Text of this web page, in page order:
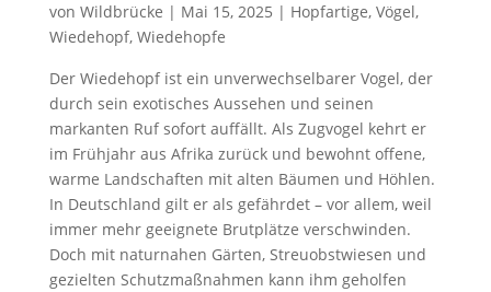
von Wildbrücke | Mai 15, 2025 | Hopfartige, Vögel,
Wiedehopf, Wiedehopfe
Der Wiedehopf ist ein unverwechselbarer Vogel, der
durch sein exotisches Aussehen und seinen
markanten Ruf sofort auffällt. Als Zugvogel kehrt er
im Frühjahr aus Afrika zurück und bewohnt offene,
warme Landschaften mit alten Bäumen und Höhlen.
In Deutschland gilt er als gefährdet – vor allem, weil
immer mehr geeignete Brutplätze verschwinden.
Doch mit naturnahen Gärten, Streuobstwiesen und
gezielten Schutzmaßnahmen kann ihm geholfen